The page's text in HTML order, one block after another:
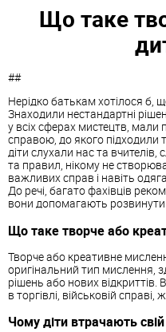
Що таке
##
Нерідко батькам хотілося б,
Знаходили нестандартні
у всіх сферах мистецтв, мали
справою, до якого
діти слухали нас та вчителів,
та правил, нікому не
важливих справ і навіть
До речі, багато фахівців
вони допомагають
Що таке творче або
Творче або креативне
оригінальний тип мислення,
рішень або нових відкриттів.
в торгівлі, військовій справі,
Чому діти втрачають